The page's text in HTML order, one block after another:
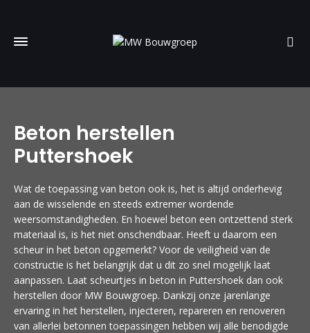
Beton herstellen
Puttershoek
Wat de toepassing van beton ook is, het is altijd onderhevig
aan de wisselende en steeds extremer wordende
weersomstandigheden. En hoewel beton een ontzettend sterk
materiaal is, is het niet onschendbaar. Heeft u daarom een
scheur in het beton opgemerkt? Voor de veiligheid van de
constructie is het belangrijk dat u dit zo snel mogelijk laat
aanpassen. Laat scheurtjes in beton in Puttershoek dan ook
herstellen door MW Bouwgroep. Dankzij onze jarenlange
ervaring in het herstellen, injecteren, repareren en renoveren
van allerlei betonnen toepassingen hebben wij alle benodigde